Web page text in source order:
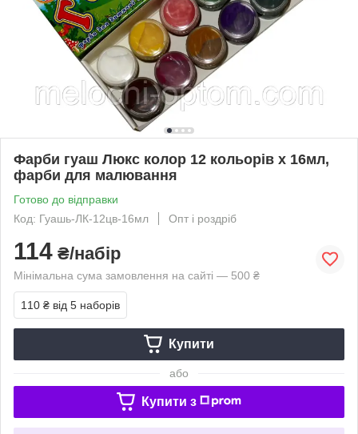
Фарби гуаш Люкс колор 12 кольорів х 16мл,
фарби для малювання
Готово до відправки
Код: Гуашь-ЛК-12цв-16мл
Опт і роздріб
114 ₴/набір
Мінімальна сума замовлення на сайті — 500 ₴
110 ₴ від 5 наборів
Купити
або
Купити з